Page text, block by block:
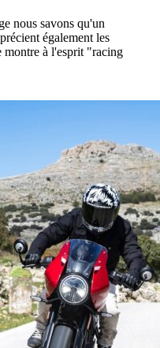
nous savons qu'un
également les
montre à l'esprit "racing